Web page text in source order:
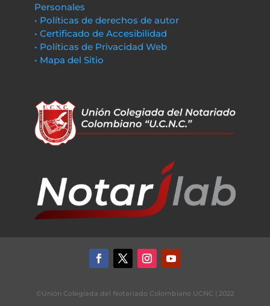
Personales
• Políticas de derechos de autor
• Certificado de Accesibilidad
• Políticas de Privacidad Web
• Mapa del Sitio
©Unión Colegiada del Notariado Colombiano UCNC | 2022